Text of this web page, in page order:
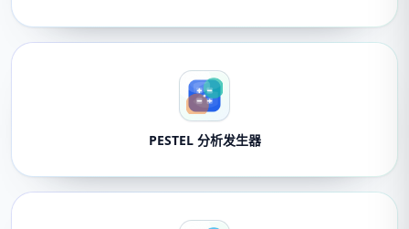
PESTEL 分析发生器